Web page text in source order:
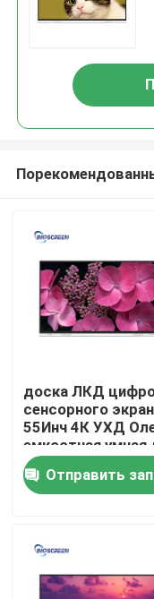
Продукция
Ролики
Наша фабрика
доска ЛКД
сенсорного
55Инч 4К УХД
емкостная умная
учить
Отправить